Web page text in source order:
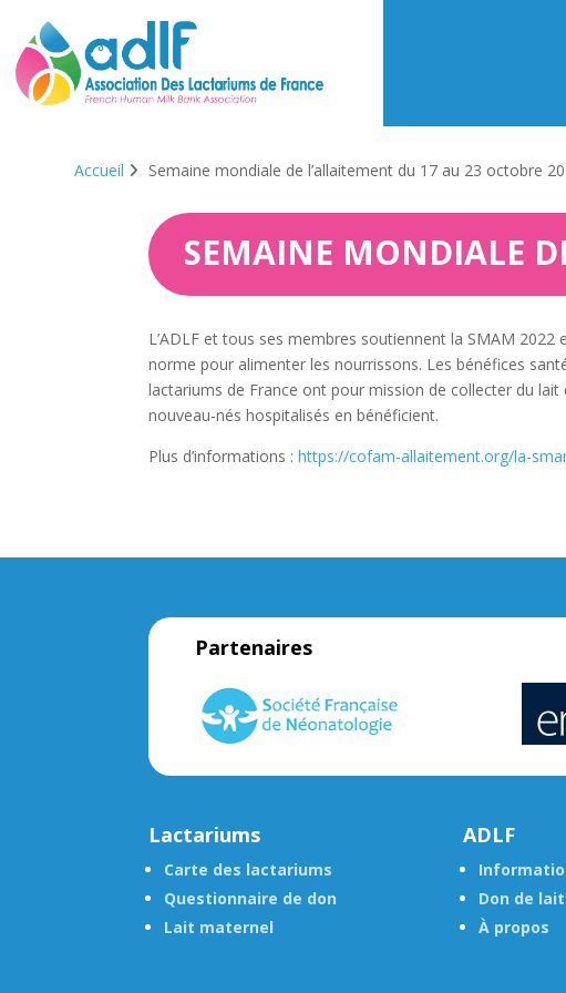
Accueil Semaine mondiale de l’allaitement du 17 au 23 octobre
SEMAINE MONDIALE
L’ADLF et tous ses membres soutiennent la SMAM
norme pour alimenter les nourrissons. Les bénéfices
lactariums de France ont pour mission de collecter du
nouveau-nés hospitalisés en bénéficient.
Plus d’informations :https://cofam-allaitement.org/la-
Partenaires
Lactariums
Carte des lactariums
Questionnaire de don
Lait maternel
ADLF
Don de lait
À propos